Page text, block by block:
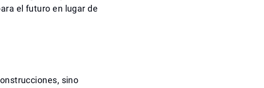
el futuro en lugar de
sino